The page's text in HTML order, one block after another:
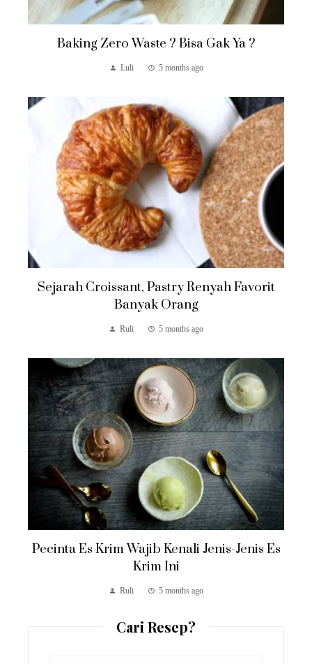
Baking Zero Waste ? Bisa Gak Ya ?
Luli 5 months ago
Sejarah Croissant, Pastry Renyah Favorit
Banyak Orang
Ruli 5 months ago
Pecinta Es Krim Wajib Kenali Jenis-Jenis Es
Krim Ini
Ruli 5 months ago
Cari Resep?